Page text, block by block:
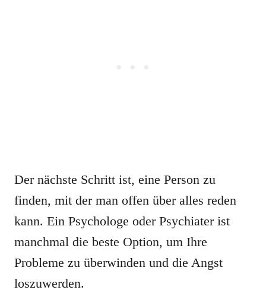
Der nächste Schritt ist, eine Person zu
finden, mit der man offen über alles reden
kann. Ein Psychologe oder Psychiater ist
manchmal die beste Option, um Ihre
Probleme zu überwinden und die Angst
loszuwerden.